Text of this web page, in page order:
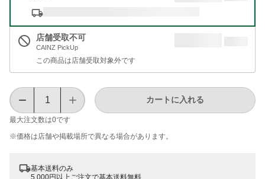
店舗受取不可
CAINZ PickUp
この商品は店舗受取対象外です
最大注文数は0です
カートに入れる
※価格は​店舗や​掲載場所で​異なる​場合が​あります。
基本送料のみ
5,000円以上ご注文で基本送料無料